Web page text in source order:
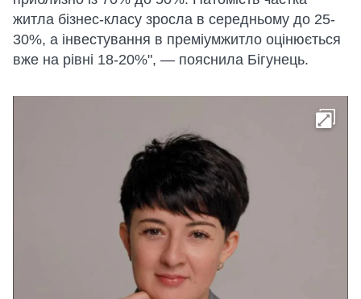
житла бізнес-класу зросла в середньому до 25-
30%, а інвестування в преміумжитло оцінюється
вже на рівні 18-20%", — пояснила Бігунець.